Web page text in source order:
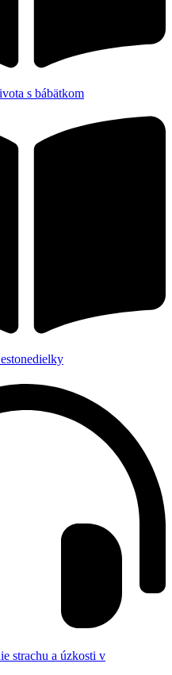
s bábätkom
strachu a úzkosti v